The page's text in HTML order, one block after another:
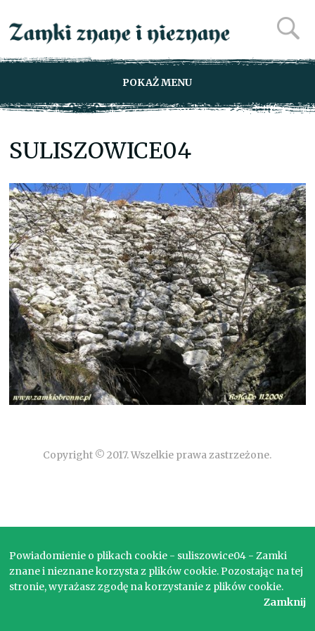
POKAŻ MENU
SULISZOWICE04
Copyright © 2017. Wszelkie prawa zastrzeżone.
Powiadomienie o plikach cookie - suliszowice04 - Zamki
znane i nieznane korzysta z plików cookie. Pozostając na tej
stronie, wyrażasz zgodę na korzystanie z plików cookie.
Zamknij